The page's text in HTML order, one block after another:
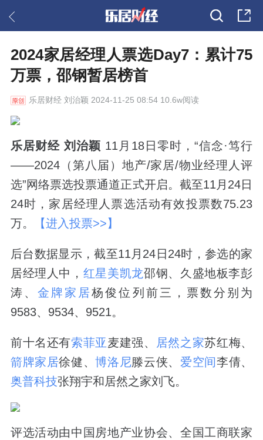
2024家居经理人票选Day7：累计75
万票，邵钢暂居榜首
乐居财经刘治颖 2024-11-25 08:54 10.6w阅读
乐居财经 刘治颖 11月18日零时，“信念·笃行
——2024（第八届）地产/家居/物业经理人评
选”网络票选投票通道正式开启。截至11月24日
24时，家居经理人票选活动有效投票数75.23
万。
【进入投票>>】
后台数据显示，截至11月24日24时，参选的家
居经理人中， 红星美凯龙邵钢、久盛地板李彭
涛、金牌家居杨俊位列前三，票数分别为
9583、9534、9521。
前十名还有索菲亚麦建强、 居然之家苏红梅、
箭牌家居徐健、博洛尼滕云侠、 爱空间李倩、
奥普科技张翔宇和居然之家刘飞。
评选活动由中国房地产业协会、全国工商联家